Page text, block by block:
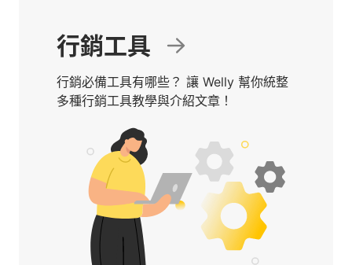
行銷工具
行銷必備工具有哪些？ 讓 Welly 幫你統整
多種行銷工具教學與介紹文章！